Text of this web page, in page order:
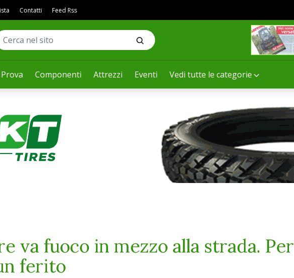
Componenti Attrezzi Eventi Vedi tutte le categorie
Contatti Feed Rss
va fuoco in mezzo alla strada. Per
ferito